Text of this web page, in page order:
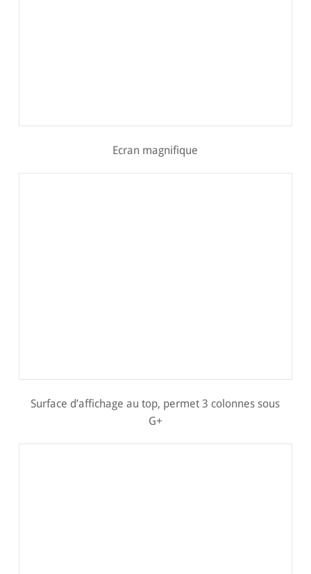
Ecran magnifique
Surface d’affichage au top, permet 3 colonnes sous
G+